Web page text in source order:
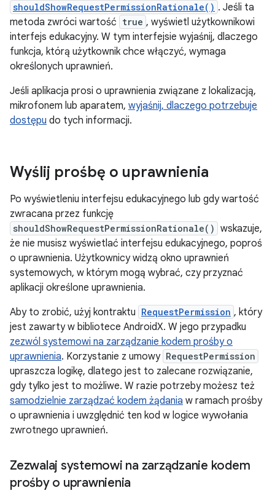
shouldShowRequestPermissionRationale() . Jeśli ta
metoda zwróci wartość true , wyświetl użytkownikowi
interfejs edukacyjny. W tym interfejsie wyjaśnij, dlaczego
funkcja, którą użytkownik chce włączyć, wymaga
określonych uprawnień.
Jeśli aplikacja prosi o uprawnienia związane z lokalizacją,
mikrofonem lub aparatem, wyjaśnij, dlaczego potrzebuje
dostępu do tych informacji.
Wyślij prośbę o uprawnienia
Po wyświetleniu interfejsu edukacyjnego lub gdy wartość
zwracana przez funkcję
shouldShowRequestPermissionRationale() wskazuje,
że nie musisz wyświetlać interfejsu edukacyjnego, poproś
o uprawnienia. Użytkownicy widzą okno uprawnień
systemowych, w którym mogą wybrać, czy przyznać
aplikacji określone uprawnienia.
Aby to zrobić, użyj kontraktu RequestPermission , który
jest zawarty w bibliotece AndroidX. W jego przypadku
zezwól systemowi na zarządzanie kodem prośby o
uprawnienia. Korzystanie z umowy RequestPermission
upraszcza logikę, dlatego jest to zalecane rozwiązanie,
gdy tylko jest to możliwe. W razie potrzeby możesz też
samodzielnie zarządzać kodem żądania w ramach prośby
o uprawnienia i uwzględnić ten kod w logice wywołania
zwrotnego uprawnień.
Zezwalaj systemowi na zarządzanie kodem
prośby o uprawnienia